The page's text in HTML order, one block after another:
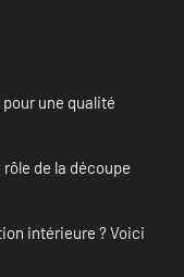
une qualité
de la découpe
intérieure ? Voici